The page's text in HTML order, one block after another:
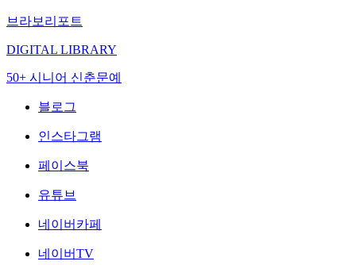
브라보리포트
DIGITAL LIBRARY
50+ 시니어 신춘문예
블로그
인스타그램
페이스북
유튜브
네이버카페
네이버TV